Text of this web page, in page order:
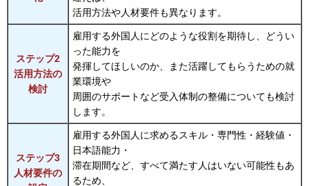
活用方法や人材要件も異なります。
ステップ2
活用方法の
検討
雇用する外国人にどのような役割を期待し、どうい
った能力を
発揮してほしいのか、また活躍してもらうための就
業環境や
周囲のサポートなど受入体制の整備についても検討
します。
ステップ3
人材要件の
雇用する外国人に求めるスキル・専門性・経験値・
日本語能力・
滞在期間など、すべて満たす人はいない可能性もあ
るため、